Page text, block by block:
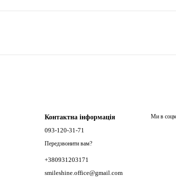
Контактна інформація
093-120-31-71
Передзвонити вам?
+380931203171
smileshine.office@gmail.com
Ми в